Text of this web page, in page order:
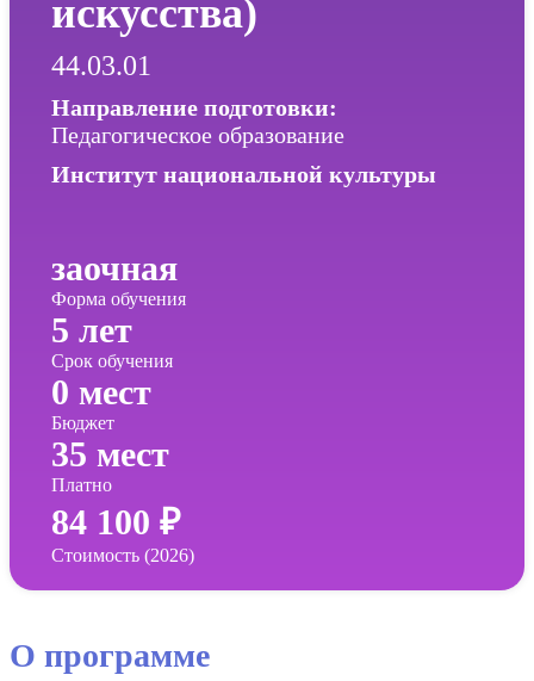
искусства)
44.03.01
Направление подготовки:
Педагогическое образование
Институт национальной культуры
заочная
Форма обучения
5 лет
Срок обучения
0 мест
Бюджет
35 мест
Платно
84 100 ₽
Стоимость (2026)
О программе